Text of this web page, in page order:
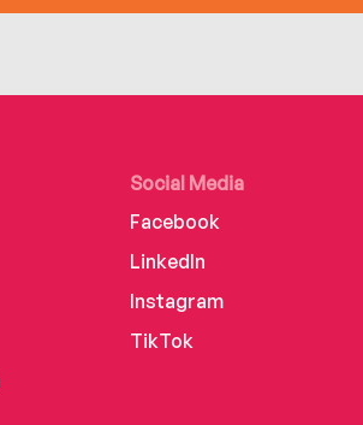
Social Media
Facebook
LinkedIn
Instagram
TikTok